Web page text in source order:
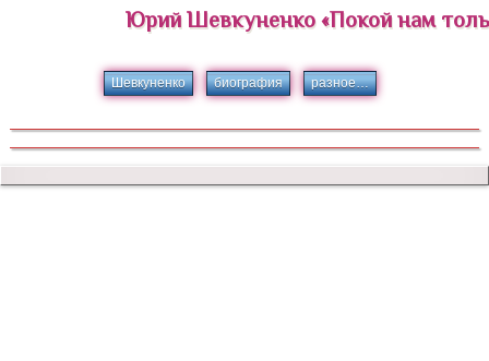
Юрий Шевкуненко «Покой нам
Шевкуненко биография разное…